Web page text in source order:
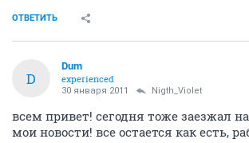
ОТВЕТИТЬ
D
Dum
experienced
30 января 2011 Nigth_Violet
всем привет! сегодня тоже заезжал
мои новости! все остается как есть,